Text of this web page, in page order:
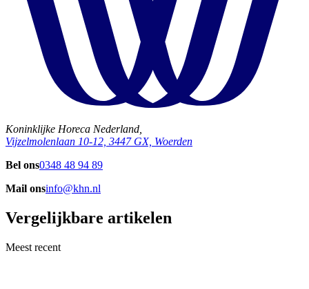
Koninklijke Horeca Nederland,
Vijzelmolenlaan 10-12, 3447 GX, Woerden
Bel ons0348 48 94 89
Mail onsinfo@khn.nl
Vergelijkbare artikelen
Meest recent